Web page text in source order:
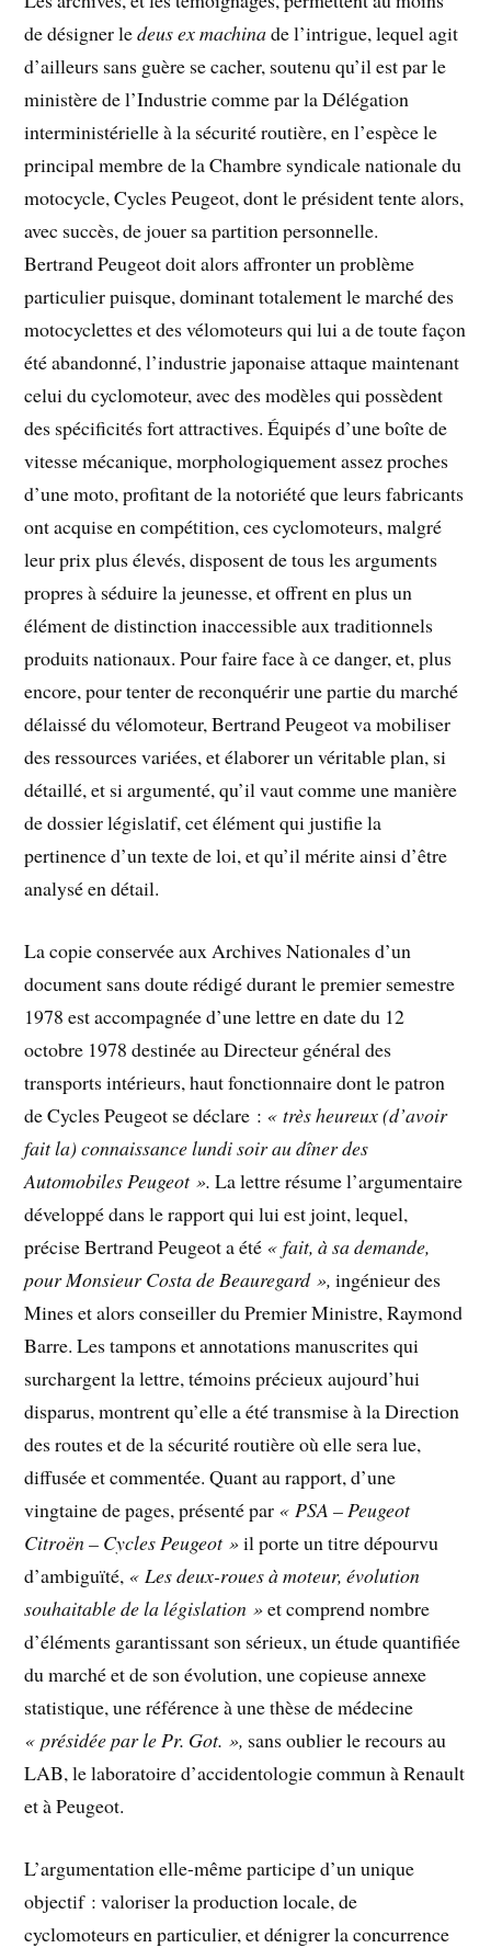
de désigner ledeus ex machinade l’intrigue, lequel agit
d’ailleurs sans guère se cacher, soutenu qu’il est par le
ministère de l’Industrie comme par la Délégation
interministérielle à la sécurité routière, en l’espèce le
principal membre de la Chambre syndicale nationale du
motocycle, Cycles Peugeot, dont le président tente alors,
avec succès, de jouer sa partition personnelle.
Bertrand Peugeot doit alors affronter un problème
particulier puisque, dominant totalement le marché des
motocyclettes et des vélomoteurs qui lui a de toute façon
été abandonné, l’industrie japonaise attaque maintenant
celui du cyclomoteur, avec des modèles qui possèdent
des spécificités fort attractives. Équipés d’une boîte de
vitesse mécanique, morphologiquement assez proches
d’une moto, profitant de la notoriété que leurs fabricants
ont acquise en compétition, ces cyclomoteurs, malgré
leur prix plus élevés, disposent de tous les arguments
propres à séduire la jeunesse, et offrent en plus un
élément de distinction inaccessible aux traditionnels
produits nationaux. Pour faire face à ce danger, et, plus
encore, pour tenter de reconquérir une partie du marché
délaissé du vélomoteur, Bertrand Peugeot va mobiliser
des ressources variées, et élaborer un véritable plan, si
détaillé, et si argumenté, qu’il vaut comme une manière
de dossier législatif, cet élément qui justifie la
pertinence d’un texte de loi, et qu’il mérite ainsi d’être
analysé en détail.
La copie conservée aux Archives Nationales d’un
document sans doute rédigé durant le premier semestre
1978 est accompagnée d’une lettre en date du 12
octobre 1978 destinée au Directeur général des
transports intérieurs, haut fonctionnaire dont le patron
de Cycles Peugeot se déclare : « très heureux (d’avoir
fait la) connaissance lundi soir au dîner des
Automobiles Peugeot ». La lettre résume l’argumentaire
développé dans le rapport qui lui est joint, lequel,
précise Bertrand Peugeot a été « fait, à sa demande,
pour Monsieur Costa de Beauregard », ingénieur des
Mines et alors conseiller du Premier Ministre, Raymond
Barre. Les tampons et annotations manuscrites qui
surchargent la lettre, témoins précieux aujourd’hui
disparus, montrent qu’elle a été transmise à la Direction
des routes et de la sécurité routière où elle sera lue,
diffusée et commentée. Quant au rapport, d’une
vingtaine de pages, présenté par « PSA – Peugeot
Citroën – Cycles Peugeot »il porte un titre dépourvu
d’ambiguïté, « Les deux-roues à moteur, évolution
souhaitable de la législation »et comprend nombre
d’éléments garantissant son sérieux, un étude quantifiée
du marché et de son évolution, une copieuse annexe
statistique, une référence à une thèse de médecine
« présidée par le Pr. Got. », sans oublier le recours au
LAB, le laboratoire d’accidentologie commun à Renault
et à Peugeot.
L’argumentation elle-même participe d’un unique
objectif : valoriser la production locale, de
cyclomoteurs en particulier, et dénigrer la concurrence